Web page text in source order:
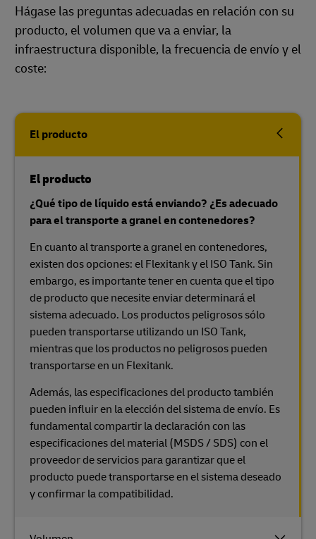
Hágase las preguntas adecuadas en relación con su
producto, el volumen que va a enviar, la
infraestructura disponible, la frecuencia de envío y el
coste:
El producto
El producto
¿Qué tipo de líquido está enviando? ¿Es adecuado
para el transporte a granel en contenedores?
En cuanto al transporte a granel en contenedores,
existen dos opciones: el Flexitank y el ISO Tank. Sin
embargo, es importante tener en cuenta que el tipo
de producto que necesite enviar determinará el
sistema adecuado. Los productos peligrosos sólo
pueden transportarse utilizando un ISO Tank,
mientras que los productos no peligrosos pueden
transportarse en un Flexitank.
Además, las especificaciones del producto también
pueden influir en la elección del sistema de envío. Es
fundamental compartir la declaración con las
especificaciones del material (MSDS / SDS) con el
proveedor de servicios para garantizar que el
producto puede transportarse en el sistema deseado
y confirmar la compatibilidad.